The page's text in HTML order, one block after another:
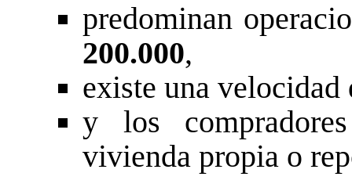
predominan
200.000,
existe una velocidad
y los
vivienda propia o